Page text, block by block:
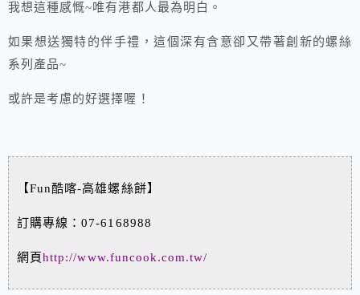
我想這種感慨~唯有港都人最為明白。
如果想送獨特的伴手禮，這個深有含意卻又帶著創新的螺絲
系列產品~
或許是考慮的好選擇喔！
【Fun酷喀-高雄螺絲餅】
訂購專線：07-6168988
網頁http://www.funcook.com.tw/